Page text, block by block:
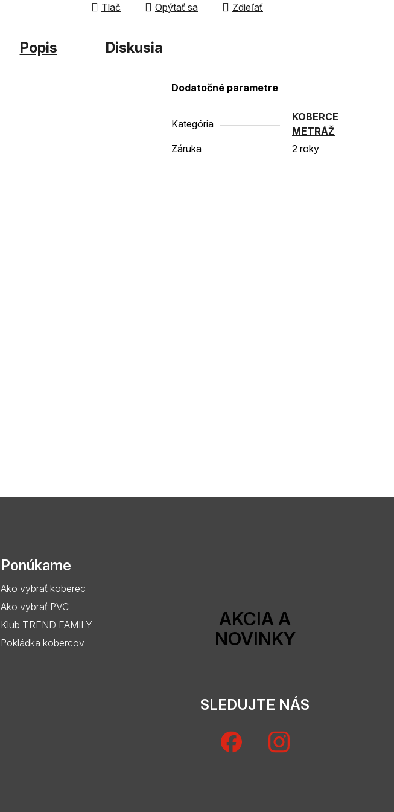
Tlač Opýtať sa Zdieľať
Popis Diskusia
Dodatočné parametre
Kategória
KOBERCE
METRÁŽ
Záruka
2 roky
Ponúkame
Ako vybrať koberec
Ako vybrať PVC
Klub TREND FAMILY
Pokládka kobercov
AKCIA A
NOVINKY
SLEDUJTE NÁS